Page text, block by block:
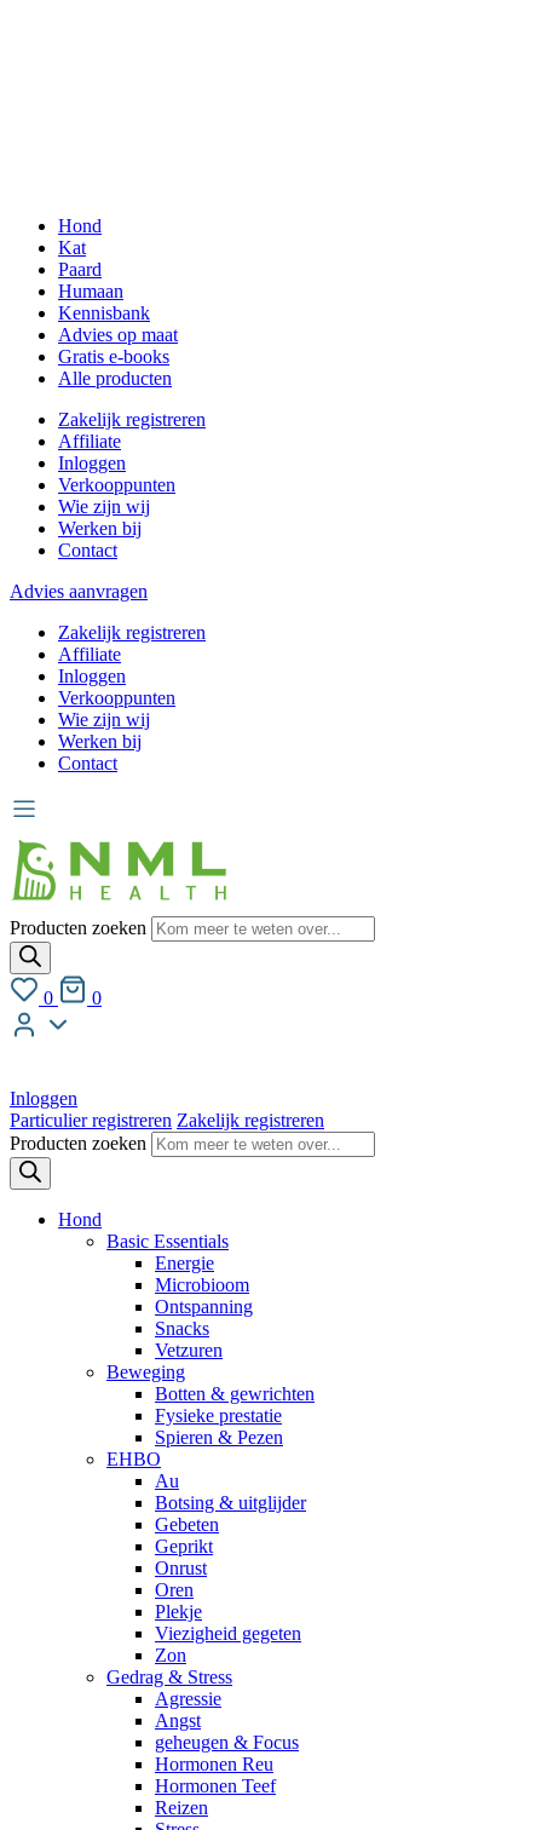
Hond
Kat
Paard
Humaan
Kennisbank
Advies op maat
Gratis e-books
Alle producten
Zakelijk registreren
Affiliate
Inloggen
Verkooppunten
Wie zijn wij
Werken bij
Contact
Advies aanvragen
Zakelijk registreren
Affiliate
Inloggen
Verkooppunten
Wie zijn wij
Werken bij
Contact
Producten zoeken
0 0
Inloggen
Particulier registreren Zakelijk registreren
Producten zoeken
Hond
Basic Essentials
Energie
Microbioom
Ontspanning
Snacks
Vetzuren
Beweging
Botten & gewrichten
Fysieke prestatie
Spieren & Pezen
EHBO
Au
Botsing & uitglijder
Gebeten
Geprikt
Onrust
Oren
Plekje
Viezigheid gegeten
Zon
Gedrag & Stress
Agressie
Angst
geheugen & Focus
Hormonen Reu
Hormonen Teef
Reizen